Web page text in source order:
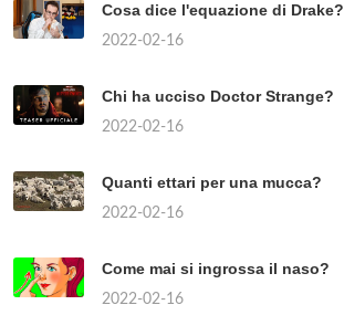
Cosa dice l'equazione di Drake?
2022-02-16
Chi ha ucciso Doctor Strange?
2022-02-16
Quanti ettari per una mucca?
2022-02-16
Come mai si ingrossa il naso?
2022-02-16